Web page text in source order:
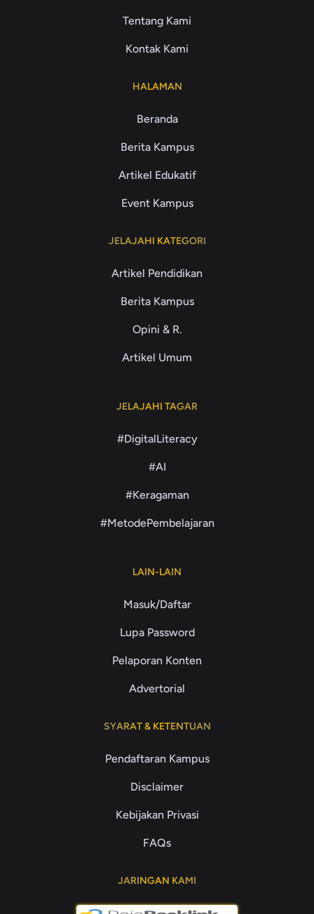
Tentang Kami
Kontak Kami
HALAMAN
Beranda
Berita Kampus
Artikel Edukatif
Event Kampus
JELAJAHI KATEGORI
Artikel Pendidikan
Berita Kampus
Opini & R.
Artikel Umum
JELAJAHI TAGAR
#DigitalLiteracy
#AI
#Keragaman
#MetodePembelajaran
LAIN-LAIN
Masuk/Daftar
Lupa Password
Pelaporan Konten
Advertorial
SYARAT & KETENTUAN
Pendaftaran Kampus
Disclaimer
Kebijakan Privasi
FAQs
JARINGAN KAMI